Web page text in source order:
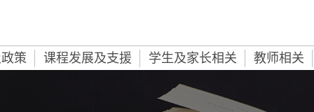
策 课程发展及支援 学生及家长相关 教师相关